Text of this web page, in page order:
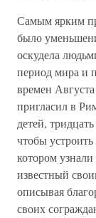
Самым ярким
было
оскудела
период мира и
времен
пригласил в
детей,
чтобы
котором
известный
описывая
своих